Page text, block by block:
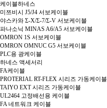
케이블하네스
미쯔비시 J5/J4 서보케이블
야스카와 Σ-X/Σ-7/Σ-V 서보케이블
파나소닉 MINAS A6/A5 서보케이블
OMRON 1S 서보케이블
OMRON OMNUC G5 서보케이블
PLC용 광케이블
하네스 액세서리
FA케이블
PROTERIAL RT-FLEX 시리즈 가동케이블
TAIYO EXT 시리즈 가동케이블
UL2464 고정배선용 케이블
FA 네트워크 케이블